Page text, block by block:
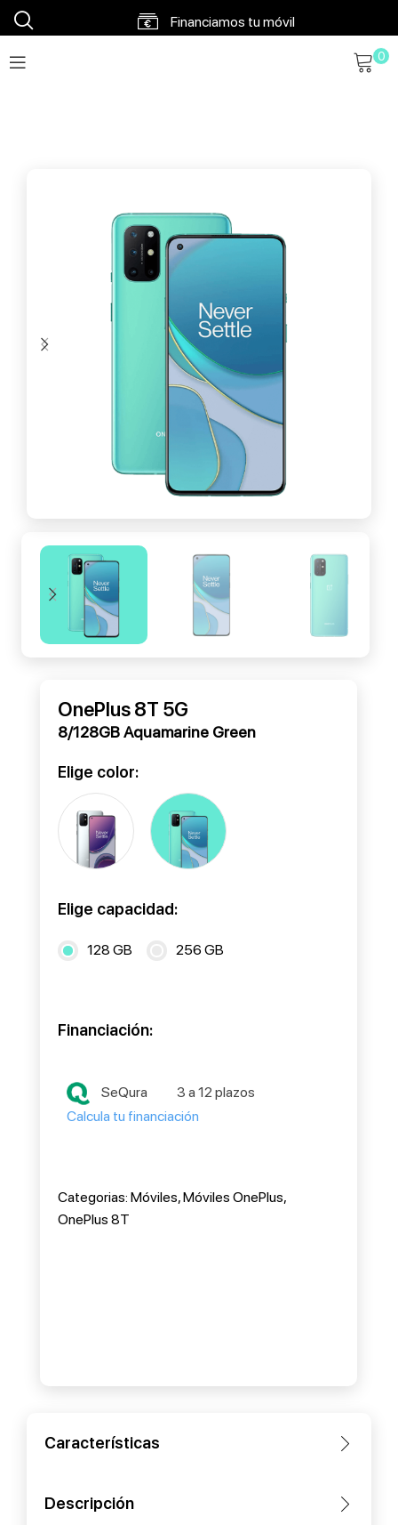
Financiamos tu móvil
0
OnePlus 8T 5G
8/128GB Aquamarine Green
Elige color:
Elige capacidad:
128 GB 256 GB
Financiación:
SeQura
3 a 12 plazos
Calcula tu financiación
Categorias: Móviles,Móviles OnePlus,
OnePlus 8T
Características
Descripción